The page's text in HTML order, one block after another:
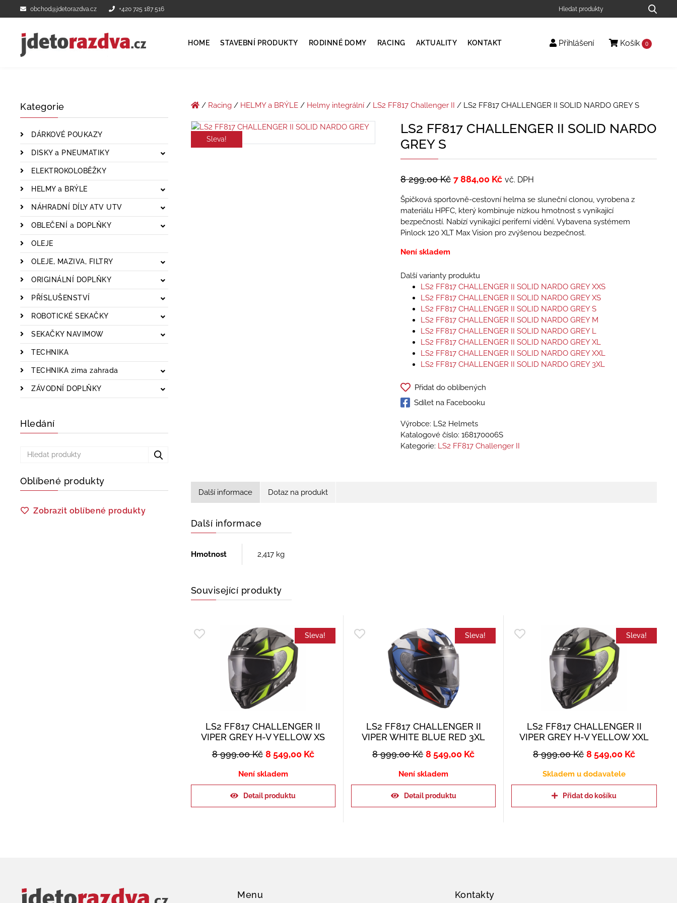
obchod@jdetorazdva.cz +420 725 187 516
HOME STAVEBNÍ PRODUKTY RODINNÉ DOMY RACING AKTUALITY KONTAKT Přihlášení Košík 0
Kategorie
DÁRKOVÉ POUKAZY
DISKY a PNEUMATIKY
ELEKTROKOLOBĚŽKY
HELMY a BRÝLE
NÁHRADNÍ DÍLY ATV UTV
OBLEČENÍ a DOPLŇKY
OLEJE
OLEJE, MAZIVA, FILTRY
ORIGINÁLNÍ DOPLŇKY
PŘÍSLUŠENSTVÍ
ROBOTICKÉ SEKAČKY
SEKAČKY NAVIMOW
TECHNIKA
TECHNIKA zima zahrada
ZÁVODNÍ DOPLŇKY
Hledání
Oblíbené produkty
Zobrazit oblíbené produkty
/ Racing/ HELMY a BRÝLE/ Helmy integrální/ LS2 FF817 Challenger II / LS2 FF817 CHALLENGER II SOLID NARDO GREY S
Sleva!
LS2 FF817 CHALLENGER II SOLID NARDO
GREY S
8 299,00Kč 7 884,00 Kč vč. DPH
Špičková sportovně-cestovní helma se sluneční clonou, vyrobena z
materiálu HPFC, který kombinuje nízkou hmotnost s vynikající
bezpečností. Nabízí vynikající periferní vidění. Vybavena systémem
Pinlock 120 XLT Max Vision pro zvýšenou bezpečnost.
Není skladem
Další varianty produktu
LS2 FF817 CHALLENGER II SOLID NARDO GREY XXS
LS2 FF817 CHALLENGER II SOLID NARDO GREY XS
LS2 FF817 CHALLENGER II SOLID NARDO GREY S
LS2 FF817 CHALLENGER II SOLID NARDO GREY M
LS2 FF817 CHALLENGER II SOLID NARDO GREY L
LS2 FF817 CHALLENGER II SOLID NARDO GREY XL
LS2 FF817 CHALLENGER II SOLID NARDO GREY XXL
LS2 FF817 CHALLENGER II SOLID NARDO GREY 3XL
Přidat do oblíbených
Sdílet na Facebooku
Výrobce: LS2 Helmets
Katalogové číslo: 168170006S
Kategorie: LS2 FF817 Challenger II
Další informace Dotaz na produkt
Další informace
Hmotnost 2,417 kg
Související produkty
Sleva!
LS2 FF817 CHALLENGER II
VIPER GREY H-V YELLOW XS
8 999,00Kč 8 549,00 Kč
Není skladem
Detail produktu
Sleva!
LS2 FF817 CHALLENGER II
VIPER WHITE BLUE RED 3XL
8 999,00Kč 8 549,00 Kč
Není skladem
Detail produktu
Sleva!
LS2 FF817 CHALLENGER II
VIPER GREY H-V YELLOW XXL
8 999,00Kč 8 549,00 Kč
Skladem u dodavatele
Přidat do košíku
Menu Kontakty